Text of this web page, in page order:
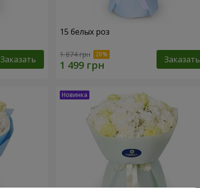
Заказать
15 белых роз
1 874 грн Заказать